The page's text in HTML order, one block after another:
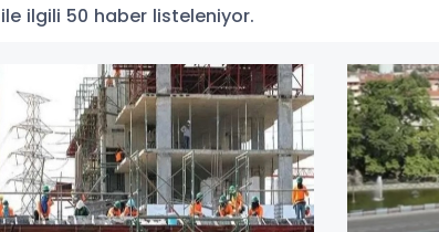
ilgili 50 haber listeleniyor.